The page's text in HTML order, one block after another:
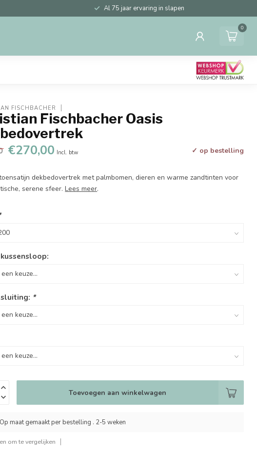
Al 75 jaar ervaring in slapen
0
FISCHBACHER
Fischbacher Oasis
€270,00 Incl. btw ✓ op bestelling
dekbedovertrek met palmbomen, dieren en warme zandtinten voor
serene sfeer.Lees meer.
sluiting: *
Toevoegen aan winkelwagen
Op maat gemaakt per bestelling . 2-5 weken
om te vergelijken